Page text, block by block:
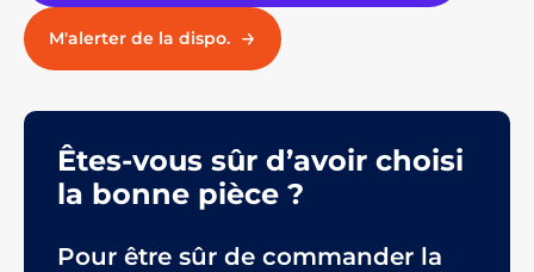
M'alerter de la dispo.
Êtes-vous sûr d’avoir choisi
la bonne pièce ?
Pour être sûr de commander la